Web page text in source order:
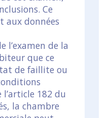
Ce
aux données
l’examen de la
que ce
de faillite ou
182 du
la chambre